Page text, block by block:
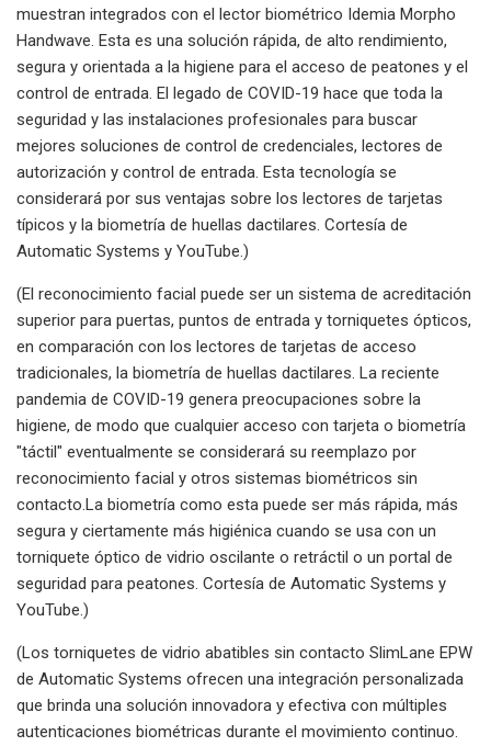
muestran integrados con el lector biométrico Idemia Morpho
Handwave. Esta es una solución rápida, de alto rendimiento,
segura y orientada a la higiene para el acceso de peatones y el
control de entrada. El legado de COVID-19 hace que toda la
seguridad y las instalaciones profesionales para buscar
mejores soluciones de control de credenciales, lectores de
autorización y control de entrada. Esta tecnología se
considerará por sus ventajas sobre los lectores de tarjetas
típicos y la biometría de huellas dactilares. Cortesía de
Automatic Systems y YouTube.)
(El reconocimiento facial puede ser un sistema de acreditación
superior para puertas, puntos de entrada y torniquetes ópticos,
en comparación con los lectores de tarjetas de acceso
tradicionales, la biometría de huellas dactilares. La reciente
pandemia de COVID-19 genera preocupaciones sobre la
higiene, de modo que cualquier acceso con tarjeta o biometría
"táctil" eventualmente se considerará su reemplazo por
reconocimiento facial y otros sistemas biométricos sin
contacto.La biometría como esta puede ser más rápida, más
segura y ciertamente más higiénica cuando se usa con un
torniquete óptico de vidrio oscilante o retráctil o un portal de
seguridad para peatones. Cortesía de Automatic Systems y
YouTube.)
(Los torniquetes de vidrio abatibles sin contacto SlimLane EPW
de Automatic Systems ofrecen una integración personalizada
que brinda una solución innovadora y efectiva con múltiples
autenticaciones biométricas durante el movimiento continuo.